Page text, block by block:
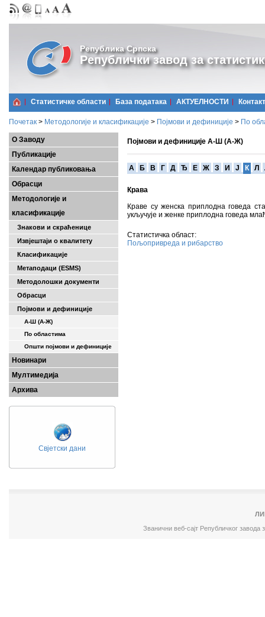
Република Српска
Републички завод за
Статистичке области Базa података АКТУЕЛНОСТИ Контакт
Почетак > Методологије и класификације > Појмови и дефиниције > По
О Заводу
Публикације
Календар публиковања
Обрасци
Методологије и
класификације
Знакови и скраћенице
Извјештаји о квалитету
Класификације
Метаподаци (ESMS)
Методолошки документи
Обрасци
Појмови и дефиниције
А-Ш (A-Ж)
По областима
Општи појмови и дефиниције
Новинари
Мултимедија
Архива
Свјетски дани
Појмови и дефиниције А-Ш (А-Ж)
A Б В Г Д Ђ Е Ж З И Ј К Л
Крава
Краве су женска приплодна говеда
укључује и женке приплодна говеда
Статистичка област:
Пољопривреда и рибарство
Званични веб-сајт Републичког